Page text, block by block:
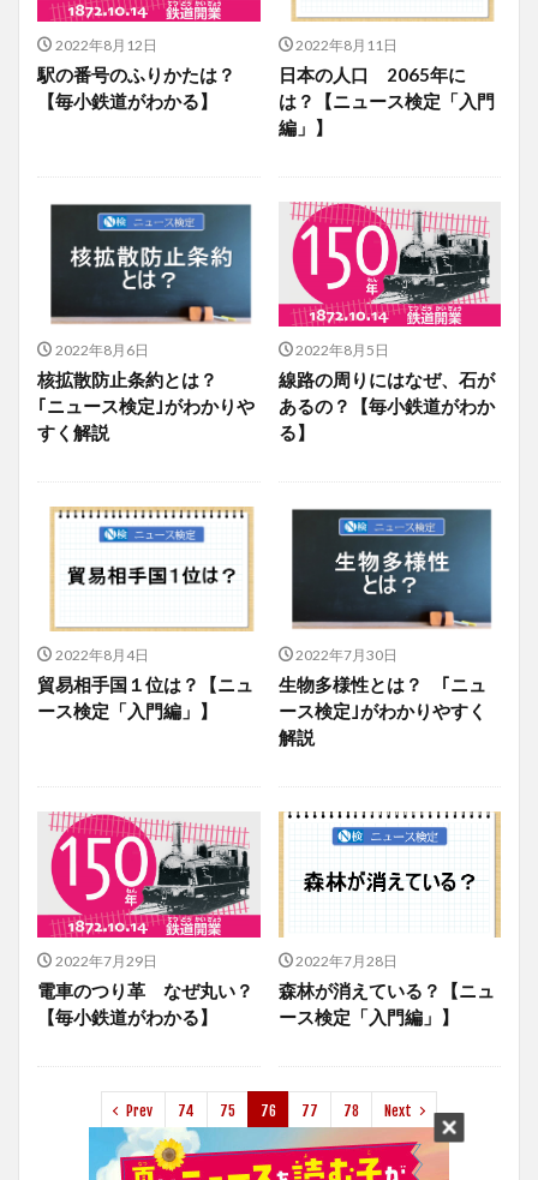
2022年8月12日
駅の番号のふりかたは？
【毎小鉄道がわかる】
2022年8月11日
日本の人口 2065年に
は？【ニュース検定「入門
編」】
2022年8月6日
核拡散防止条約とは？
｢ニュース検定｣がわかりや
すく解説
2022年8月5日
線路の周りにはなぜ、石が
あるの？【毎小鉄道がわか
る】
2022年8月4日
貿易相手国１位は？【ニュ
ース検定「入門編」】
2022年7月30日
生物多様性とは？ ｢ニュ
ース検定｣がわかりやすく
解説
2022年7月29日
電車のつり革 なぜ丸い？
【毎小鉄道がわかる】
2022年7月28日
森林が消えている？【ニュ
ース検定「入門編」】
Prev 74 75 76 77 78 Next